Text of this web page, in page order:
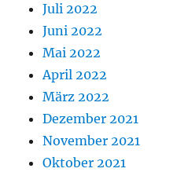
Juli 2022
Juni 2022
Mai 2022
April 2022
März 2022
Dezember 2021
November 2021
Oktober 2021